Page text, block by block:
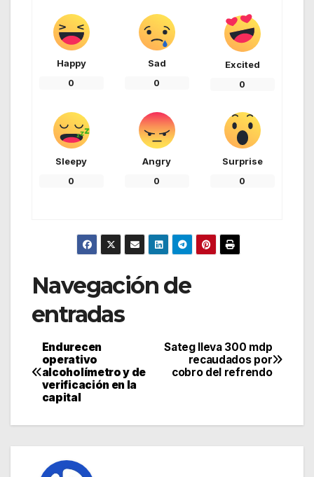
Happy
0
Sad
0
Excited
0
Sleepy
0
Angry
0
Surprise
0
Navegación de
entradas
Sateg lleva 300 mdp
recaudados por
cobro del refrendo
Endurecen
operativo
alcoholímetro y de
verificación en la
capital